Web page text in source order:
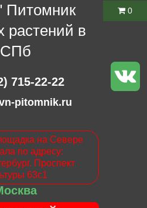
Питомник
растений в
СПб
715-22-22
pitomnik.ru
на Севере
по адресу:
Проспект
63с1
0